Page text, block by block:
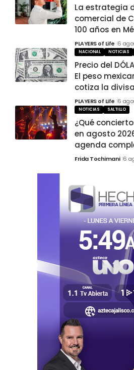
La estrategia
comercial de
100 años en
PLAYERS of Life 6
NACIONAL NOTICIAS
Precio del
El peso
cotiza la divisa
PLAYERS of Life 6
NOTICIAS SALTILLO
¿Qué
en agosto
agenda
Frida Tochimani 6